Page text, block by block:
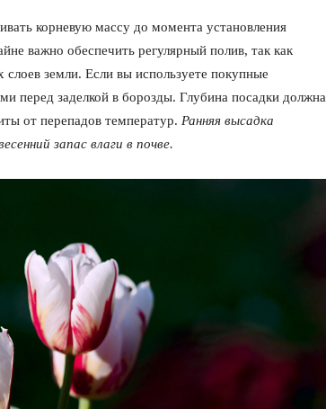
Реклама
Контакты
корневую массу до момента установления
важно обеспечить регулярный полив, так как
слоев земли. Если вы используете покупные
перед заделкой в борозды. Глубина посадки должна
от перепадов температур. Ранняя высадка
запас влаги в почве.